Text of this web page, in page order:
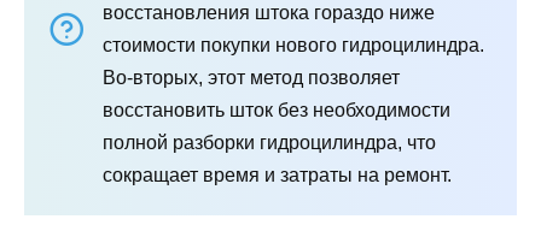
восстановления штока гораздо ниже
стоимости покупки нового гидроцилиндра.
Во-вторых, этот метод позволяет
восстановить шток без необходимости
полной разборки гидроцилиндра, что
сокращает время и затраты на ремонт.